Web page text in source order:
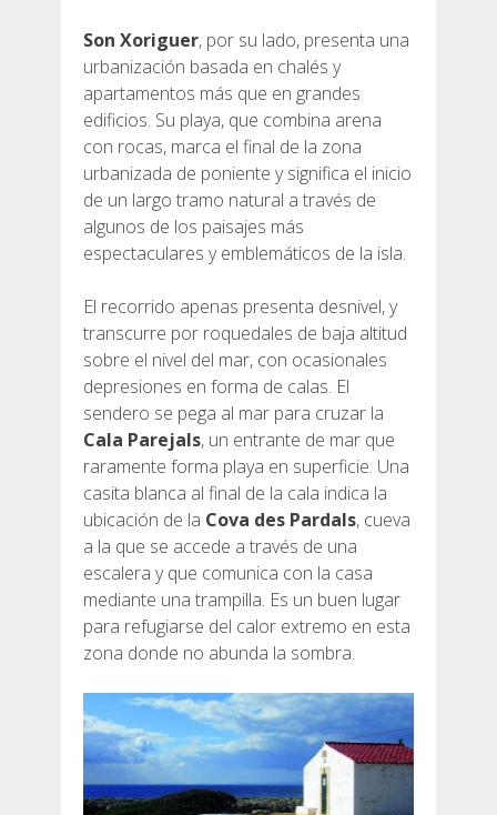
Son Xoriguer, por su lado, presenta una
urbanización basada en chalés y
apartamentos más que en grandes
edificios. Su playa, que combina arena
con rocas, marca el final de la zona
urbanizada de poniente y significa el inicio
de un largo tramo natural a través de
algunos de los paisajes más
espectaculares y emblemáticos de la isla.
El recorrido apenas presenta desnivel, y
transcurre por roquedales de baja altitud
sobre el nivel del mar, con ocasionales
depresiones en forma de calas. El
sendero se pega al mar para cruzar la
Cala Parejals, un entrante de mar que
raramente forma playa en superficie. Una
casita blanca al final de la cala indica la
ubicación de la Cova des Pardals, cueva
a la que se accede a través de una
escalera y que comunica con la casa
mediante una trampilla. Es un buen lugar
para refugiarse del calor extremo en esta
zona donde no abunda la sombra.